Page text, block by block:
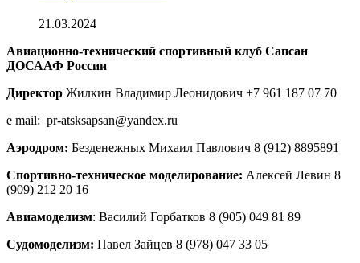
21.03.2024
Авиационно-технический спортивный клуб Сапсан
ДОСААФ России
Директор Жилкин Владимир Леонидович +7 961 187 07 70
e mail: pr-atsksapsan@yandex.ru
Аэродром: Безденежных Михаил Павлович 8 (912) 8895891
Спортивно-техническое моделирование: Алексей Левин 8
(909) 212 20 16
Авиамоделизм: Василий Горбатков 8 (905) 049 81 89
Судомоделизм: Павел Зайцев 8 (978) 047 33 05